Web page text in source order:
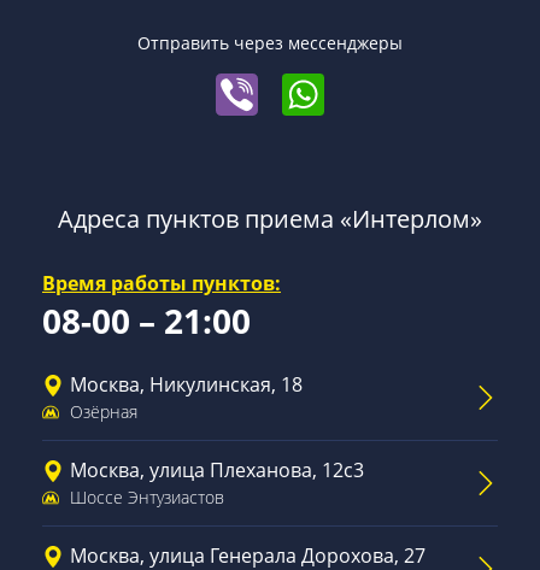
Отправить через мессенджеры
Адреса пунктов приема «Интерлом»
Время работы пунктов:
08-00 – 21:00
Москва, Никулинская, 18
Озёрная
Москва, улица Плеханова, 12с3
Шоссе Энтузиастов
Москва, улица Генерала Дорохова, 27